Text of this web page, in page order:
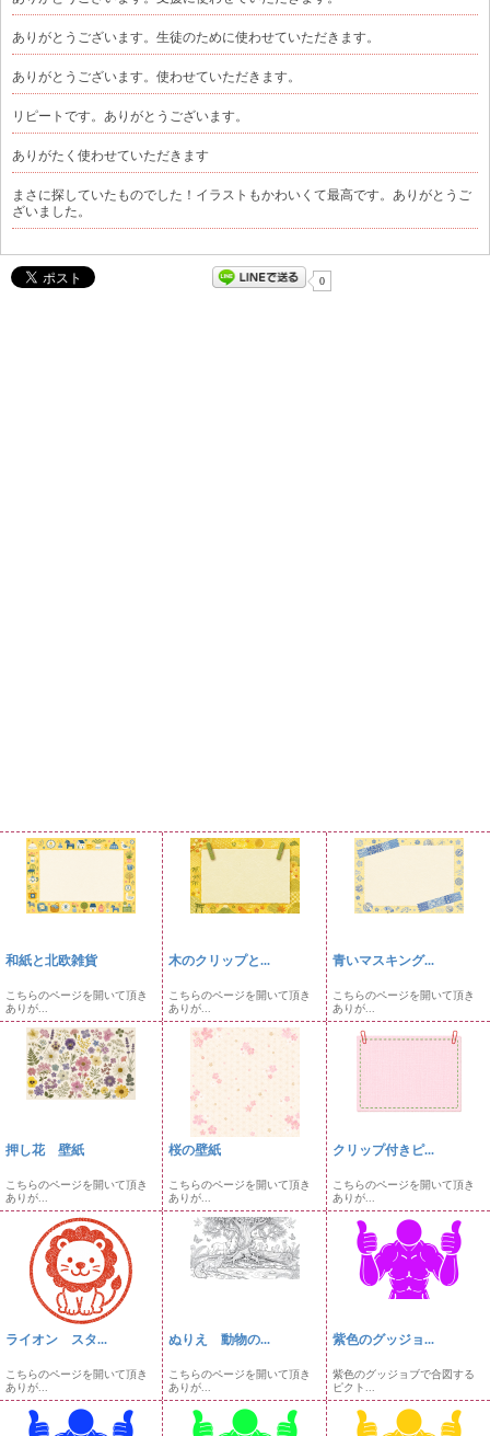
ありがとうございます。生徒のために使わせていただきます。
ありがとうございます。使わせていただきます。
リピートです。ありがとうございます。
ありがたく使わせていただきます
まさに探していたものでした！イラストもかわいくて最高です。ありがとうご
ざいました。
0
和紙と北欧雑貨
こちらのページを開いて頂き
ありが...
木のクリップと...
こちらのページを開いて頂き
ありが...
青いマスキング...
こちらのページを開いて頂き
ありが...
押し花 壁紙
こちらのページを開いて頂き
ありが...
桜の壁紙
こちらのページを開いて頂き
ありが...
クリップ付きピ...
こちらのページを開いて頂き
ありが...
ライオン スタ...
こちらのページを開いて頂き
ありが...
ぬりえ 動物の...
こちらのページを開いて頂き
ありが...
紫色のグッジョ...
紫色のグッジョブで合図する
ピクト...